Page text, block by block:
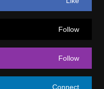
Follow
Follow
Connect